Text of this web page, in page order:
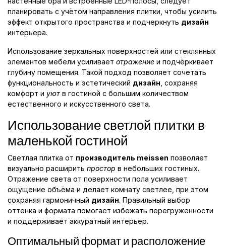
планировать с учётом направления плитки, чтобы усилить
эффект открытого пространства и подчеркнуть дизайн
интерьера.
Использование зеркальных поверхностей или стеклянных
элементов мебели усиливает отражение и подчёркивает
глубину помещения. Такой подход позволяет сочетать
функциональность и эстетический дизайн , сохраняя
комфорт и уют в гостиной с большим количеством
естественного и искусственного света.
Использование светлой плитки в
маленькой гостиной
Светлая плитка от производитель meissen позволяет
визуально расширить простор в небольших гостиных.
Отражение света от поверхности пола усиливает
ощущение объёма и делает комнату светлее, при этом
сохраняя гармоничный дизайн. Правильный выбор
оттенка и формата помогает избежать перегруженности
и поддерживает аккуратный интерьер.
Оптимальный формат и расположение